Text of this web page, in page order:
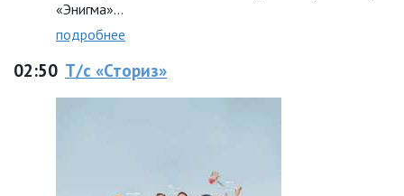
«Энигма»…
подробнее
02:50 Т/с «Стopиз»